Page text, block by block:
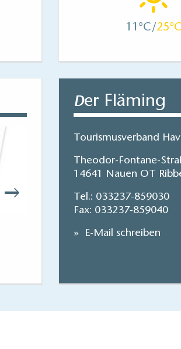
11 25
Der Fläming
Tourismusverband
Theodor-Fontane-
14641 Nauen OT
Tel.: 033237-859030
Fax: 033237-859040
E-Mail schreiben